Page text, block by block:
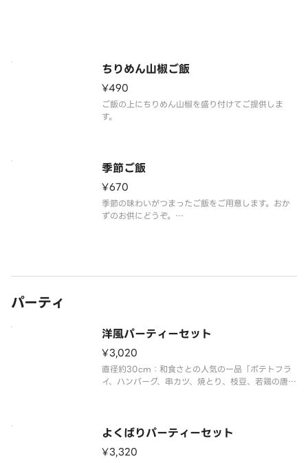
ちりめん山椒ご飯
¥490
ご飯の上にちりめん山椒を盛り付けてご提供しま
す。
季節ご飯
¥670
季節の味わいがつまったご飯をご用意します。おか
ずのお供にどうぞ。
パーティ
洋風パーティーセット
¥3,020
直径約30cm：和食さとの人気の一品「ポテトフラ
イ、ハンバーグ、串カツ、焼とり、枝豆、若鶏の唐揚
よくばりパーティーセット
¥3,320